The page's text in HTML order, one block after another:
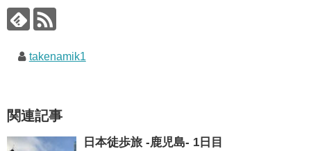
takenamik1
関連記事
日本徒歩旅 -鹿児島- 1日目